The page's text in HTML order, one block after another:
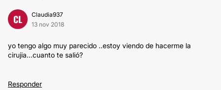
CL
Claudia937
13 nov 2018
yo tengo algo muy parecido ..estoy viendo de hacerme la
cirujia...cuanto te salió?
Responder